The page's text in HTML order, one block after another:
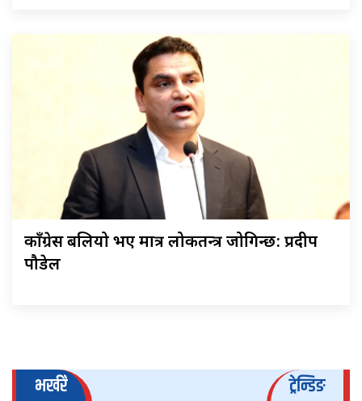
काँग्रेस बलियो भए मात्र लोकतन्त्र जोगिन्छ: प्रदीप
पौडेल
भर्खरै ट्रेन्डिङ